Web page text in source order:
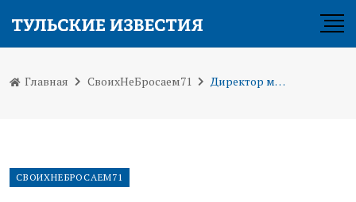
Главная СвоихНеБросаем71 Директор молодежного центра Плавска: Патриотизм воспитывается на живых примерах
СВОИХНЕБРОСАЕМ71